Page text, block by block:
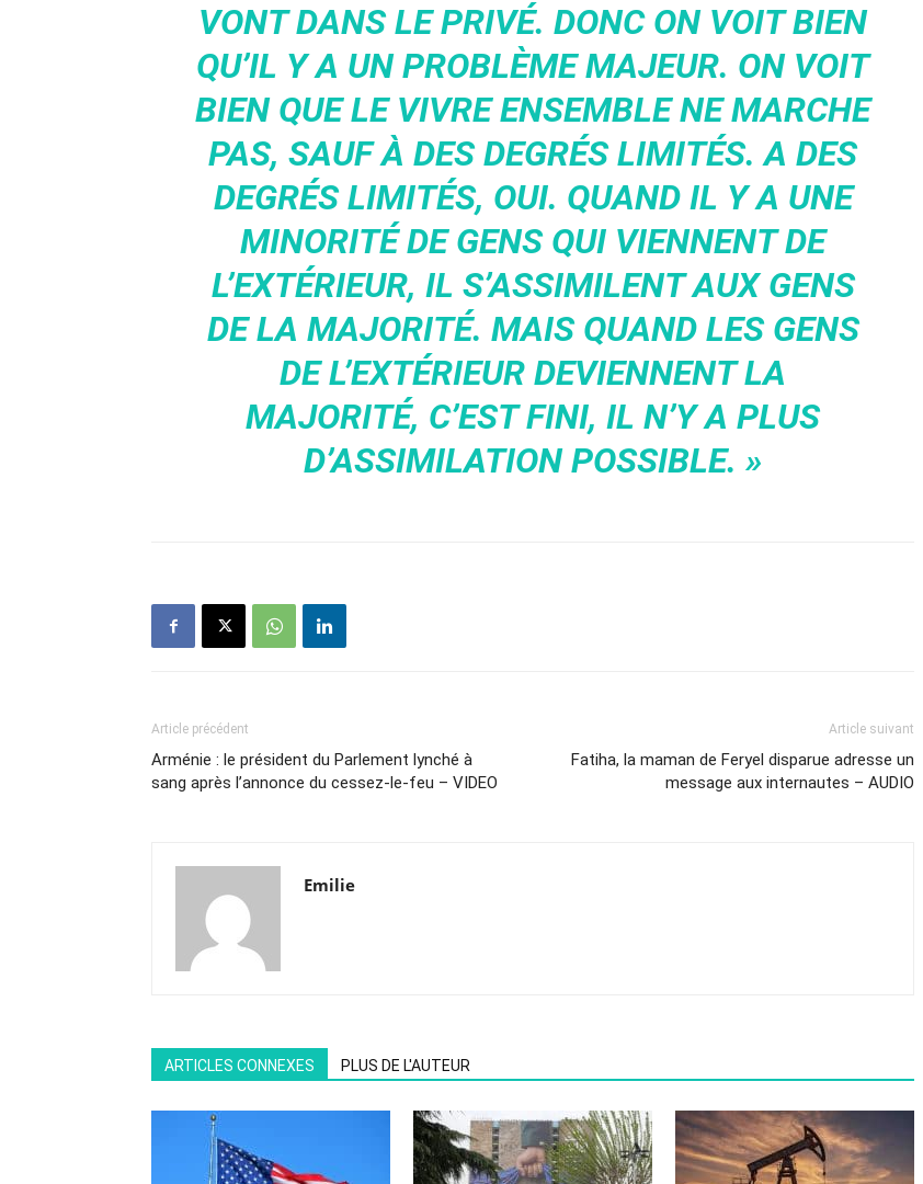
VONT DANS LE PRIVÉ. DONC ON VOIT BIEN
QU’IL Y A UN PROBLÈME MAJEUR. ON VOIT
BIEN QUE LE VIVRE ENSEMBLE NE MARCHE
PAS, SAUF À DES DEGRÉS LIMITÉS. A DES
DEGRÉS LIMITÉS, OUI. QUAND IL Y A UNE
MINORITÉ DE GENS QUI VIENNENT DE
L’EXTÉRIEUR, IL S’ASSIMILENT AUX GENS
DE LA MAJORITÉ. MAIS QUAND LES GENS
DE L’EXTÉRIEUR DEVIENNENT LA
MAJORITÉ, C’EST FINI, IL N’Y A PLUS
D’ASSIMILATION POSSIBLE. »
Article précédent
Arménie : le président du Parlement lynché à
sang après l’annonce du cessez-le-feu – VIDEO
Article suivant
Fatiha, la maman de Feryel disparue adresse un
message aux internautes – AUDIO
Emilie
ARTICLES CONNEXES PLUS DE L'AUTEUR